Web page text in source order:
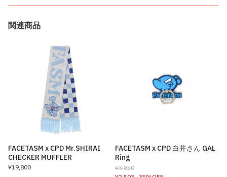
関連商品
FACETASM x CPD Mr.SHIRAI
CHECKER MUFFLER
¥19,800
FACETASM x CPD 白井さん GAL
Ring
¥3,850